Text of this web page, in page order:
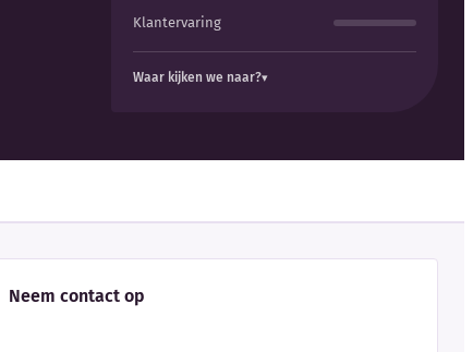
Klantervaring
Waar kijken we naar?
Neem contact op